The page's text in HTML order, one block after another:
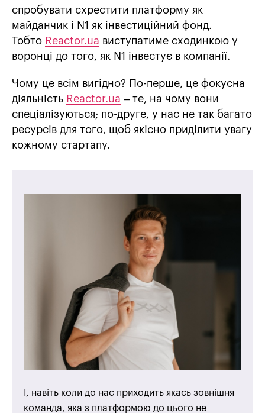
спробувати схрестити платформу як
майданчик і N1 як інвестиційний фонд.
Тобто Reactor.ua виступатиме сходинкою у
воронці до того, як N1 інвестує в компанії.
Чому це всім вигідно? По-перше, це фокусна
діяльність Reactor.ua – те, на чому вони
спеціалізуються; по-друге, у нас не так багато
ресурсів для того, щоб якісно приділити увагу
кожному стартапу.
І, навіть коли до нас приходить якась зовнішня
команда, яка з платформою до цього не